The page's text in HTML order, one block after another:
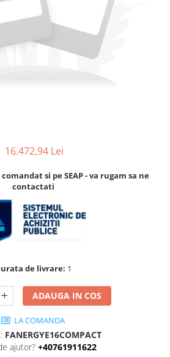
de
si
si
16.472,94 Lei
si pe SEAP - va rugam sa ne
contactati
de livrare: 1
ADAUGA IN COS
LA COMANDA
FANERGYE16COMPACT
ajutor? +40761911622